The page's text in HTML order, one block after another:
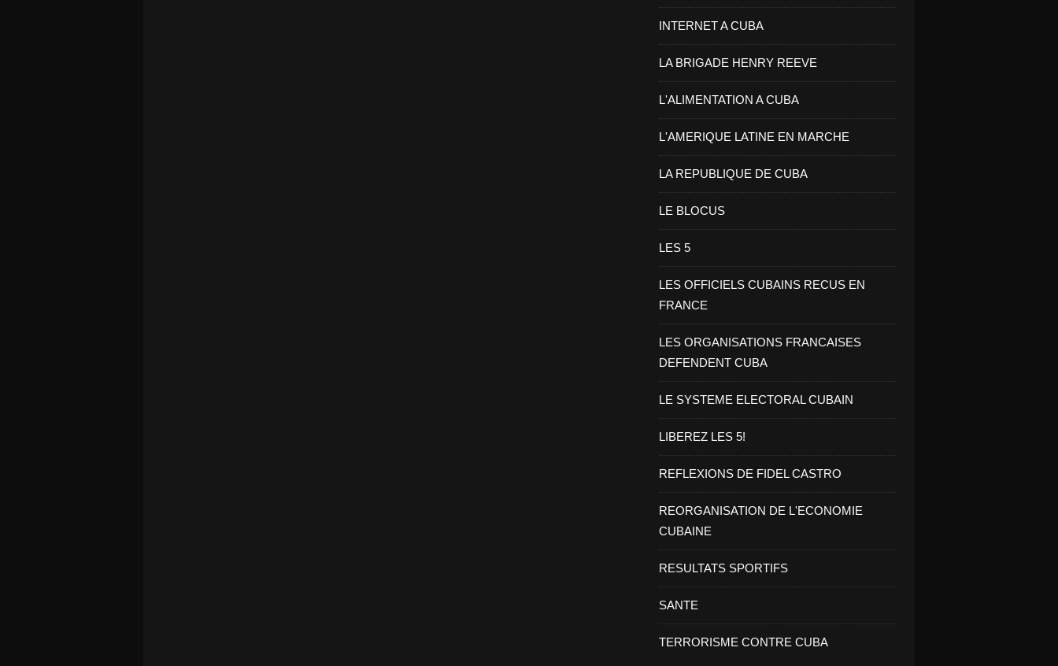
INTERNET A CUBA
LA BRIGADE HENRY REEVE
L'ALIMENTATION A CUBA
L'AMERIQUE LATINE EN MARCHE
LA REPUBLIQUE DE CUBA
LE BLOCUS
LES 5
LES OFFICIELS CUBAINS RECUS EN
FRANCE
LES ORGANISATIONS FRANCAISES
DEFENDENT CUBA
LE SYSTEME ELECTORAL CUBAIN
LIBEREZ LES 5!
REFLEXIONS DE FIDEL CASTRO
REORGANISATION DE L'ECONOMIE
CUBAINE
RESULTATS SPORTIFS
SANTE
TERRORISME CONTRE CUBA